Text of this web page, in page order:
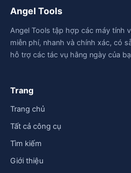
Angel Tools
Angel Tools tập hợp các máy tính
miễn phí, nhanh và chính xác, có
hỗ trợ các tác vụ hằng ngày của
Trang
Trang chủ
Tất cả công cụ
Tìm kiếm
Giới thiệu